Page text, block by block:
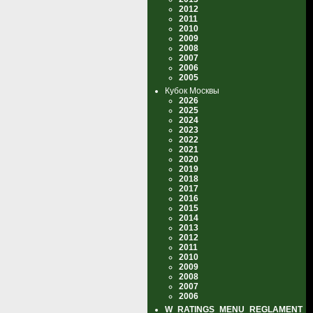
2012
2011
2010
2009
2008
2007
2006
2005
Кубок Москвы
2026
2025
2024
2023
2022
2021
2020
2019
2018
2017
2016
2015
2014
2013
2012
2011
2010
2009
2008
2007
2006
W_RATINGS_MENU_REGLAMENT